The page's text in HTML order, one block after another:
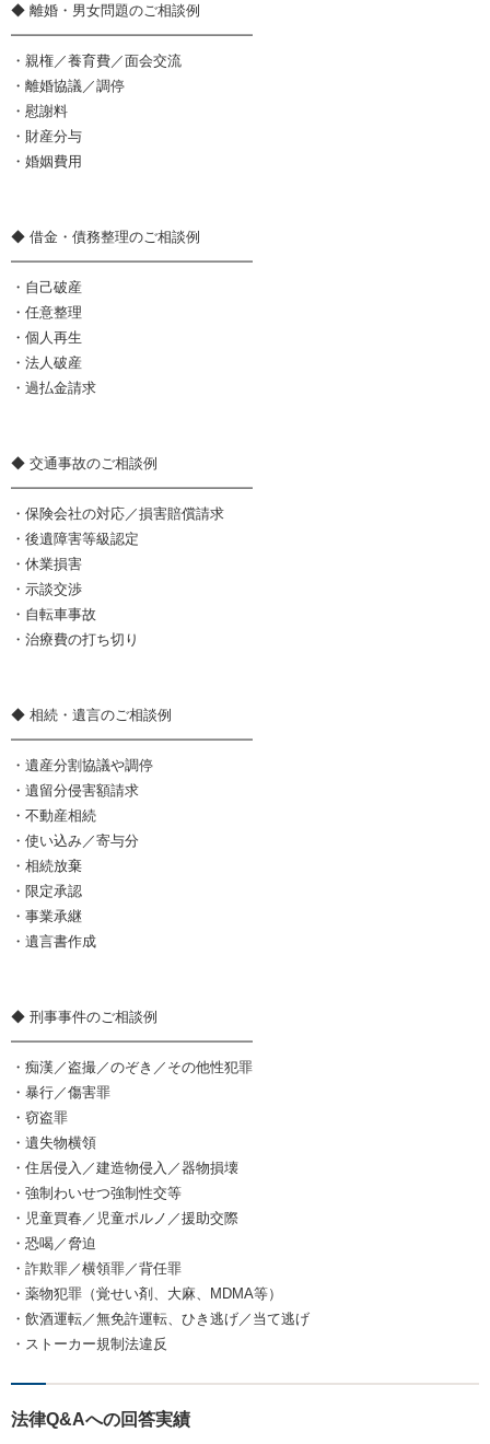
◆ 離婚・男女問題のご相談例
━━━━━━━━━━━━━━━━━
・親権／養育費／面会交流
・離婚協議／調停
・慰謝料
・財産分与
・婚姻費用
◆ 借金・債務整理のご相談例
━━━━━━━━━━━━━━━━━
・自己破産
・任意整理
・個人再生
・法人破産
・過払金請求
◆ 交通事故のご相談例
━━━━━━━━━━━━━━━━━
・保険会社の対応／損害賠償請求
・後遺障害等級認定
・休業損害
・示談交渉
・自転車事故
・治療費の打ち切り
◆ 相続・遺言のご相談例
━━━━━━━━━━━━━━━━━
・遺産分割協議や調停
・遺留分侵害額請求
・不動産相続
・使い込み／寄与分
・相続放棄
・限定承認
・事業承継
・遺言書作成
◆ 刑事事件のご相談例
━━━━━━━━━━━━━━━━━
・痴漢／盗撮／のぞき／その他性犯罪
・暴行／傷害罪
・窃盗罪
・遺失物横領
・住居侵入／建造物侵入／器物損壊
・強制わいせつ強制性交等
・児童買春／児童ポルノ／援助交際
・恐喝／脅迫
・詐欺罪／横領罪／背任罪
・薬物犯罪（覚せい剤、大麻、MDMA等）
・飲酒運転／無免許運転、ひき逃げ／当て逃げ
・ストーカー規制法違反
法律Q&Aへの回答実績